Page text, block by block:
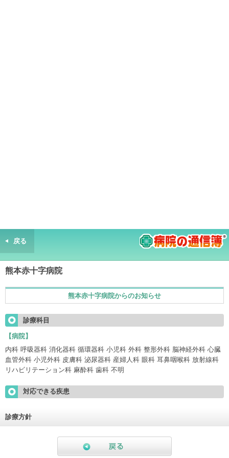
戻る
熊本赤十字病院
熊本赤十字病院からのお知らせ
診療科目
【病院】 
内科 呼吸器科 消化器科 循環器科 小児科 外科 整形外科 脳神経外科 心臓
血管外科 小児外科 皮膚科 泌尿器科 産婦人科 眼科 耳鼻咽喉科 放射線科
リハビリテーション科 麻酔科 歯科 不明
対応できる疾患
診療方針